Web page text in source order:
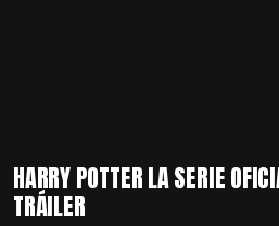
HARRY POTTER LA SERIE
TRÁILER